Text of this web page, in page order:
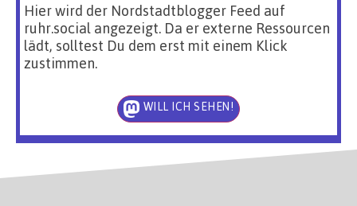
Hier wird der Nordstadtblogger Feed auf
ruhr.social angezeigt. Da er externe Ressourcen
lädt, solltest Du dem erst mit einem Klick
zustimmen.
WILL ICH SEHEN!